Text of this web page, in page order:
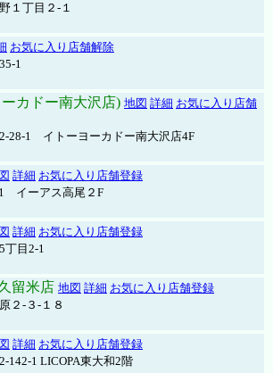
１丁目２-１
お気に入り店舗解除
1
カドー南大沢店) 地図 詳細 お気に入り店舗
28-1 イトーヨーカドー南大沢店4F
詳細 お気に入り店舗登録
イーアス高尾２F
詳細 お気に入り店舗登録
丁目2-1
留米店 地図 詳細 お気に入り店舗登録
２-３-１８
詳細 お気に入り店舗登録
142-1 LICOPA東大和2階